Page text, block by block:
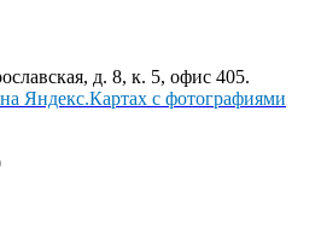
д. 8, к. 5, офис 405.
Яндекс.Картах с фотографиями